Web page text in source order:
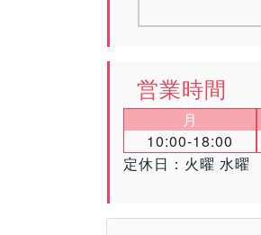
営業時間
月
10:00-18:00
定休日：火曜 水曜